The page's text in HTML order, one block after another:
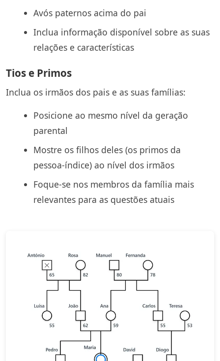
Avós paternos acima do pai
Inclua informação disponível sobre as suas
relações e características
Tios e Primos
Inclua os irmãos dos pais e as suas famílias:
Posicione ao mesmo nível da geração
parental
Mostre os filhos deles (os primos da
pessoa-índice) ao nível dos irmãos
Foque-se nos membros da família mais
relevantes para as questões atuais